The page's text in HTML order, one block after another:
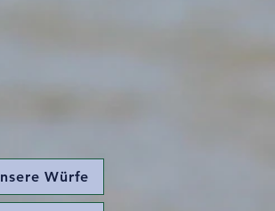
Würfe